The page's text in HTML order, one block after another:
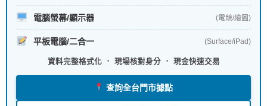
電腦螢幕/顯示器 (電競/繪圖)
平板電腦/二合一 (Surface/iPad)
資料完整格式化 ． 現場核對身分 ． 現金快速交易
查詢全台門市據點